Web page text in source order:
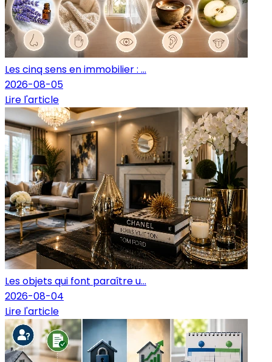
Les cinq sens en immobilier : ...
2026-08-05
Lire l'article
Les objets qui font paraître u...
2026-08-04
Lire l'article